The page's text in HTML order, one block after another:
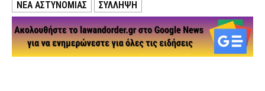
ΝΕΑ ΑΣΤΥΝΟΜΙΑΣ ΣΥΛΛΗΨΗ